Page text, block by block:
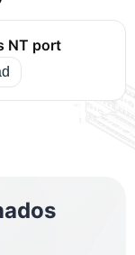
NT port